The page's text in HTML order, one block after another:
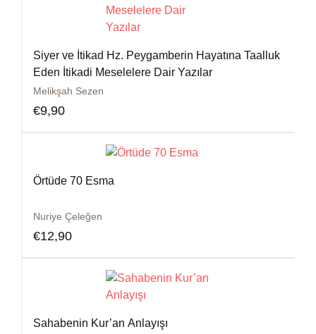
Siyer ve İtikad Hz. Peygamberin Hayatına Taalluk
Eden İtikadi Meselelere Dair Yazılar
Melikşah Sezen
€9,90
Örtüde 70 Esma
Nuriye Çeleğen
€12,90
Sahabenin Kur’an Anlayışı